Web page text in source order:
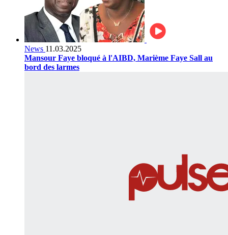
News 11.03.2025
Mansour Faye bloqué à l'AIBD, Marième Faye Sall au
bord des larmes